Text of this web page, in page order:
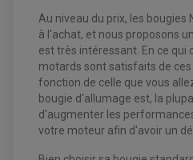
EQUIPEMENT
ACCESSOIRES ELECTRIQUE
BOITIER CDI QUAD ET SSV
CHARGEUR DE BATTERIE
COMPTEUR QUAD / SSV
CONTACTEUR A CLÉ QUAD
DÉMARREUR
STATOR ET REDRESSEUR /
Au niveau du prix, les bougies
à l'achat, et nous proposons
est très intéressant. En ce qui
motards sont satisfaits de
fonction de celle que vous
bougie d'allumage est, la
d'augmenter les
votre moteur afin d'avoir un